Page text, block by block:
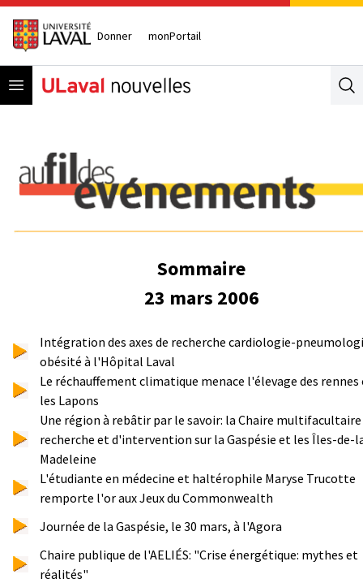
Donner monPortail
Open menu
Sommaire
23 mars 2006
Intégration des axes de recherche cardiologie-
obésité à l'Hôpital Laval
Le réchauffement climatique menace l'élevage des rennes
les Lapons
Une région à rebâtir par le savoir: la Chaire multifacultaire
recherche et d'intervention sur la Gaspésie et les Îles-de-
Madeleine
L'étudiante en médecine et haltérophile Maryse Trucotte
remporte l'or aux Jeux du Commonwealth
Journée de la Gaspésie, le 30 mars, à l'Agora
Chaire publique de l'AELIÉS: "Crise énergétique: mythes et
réalités"